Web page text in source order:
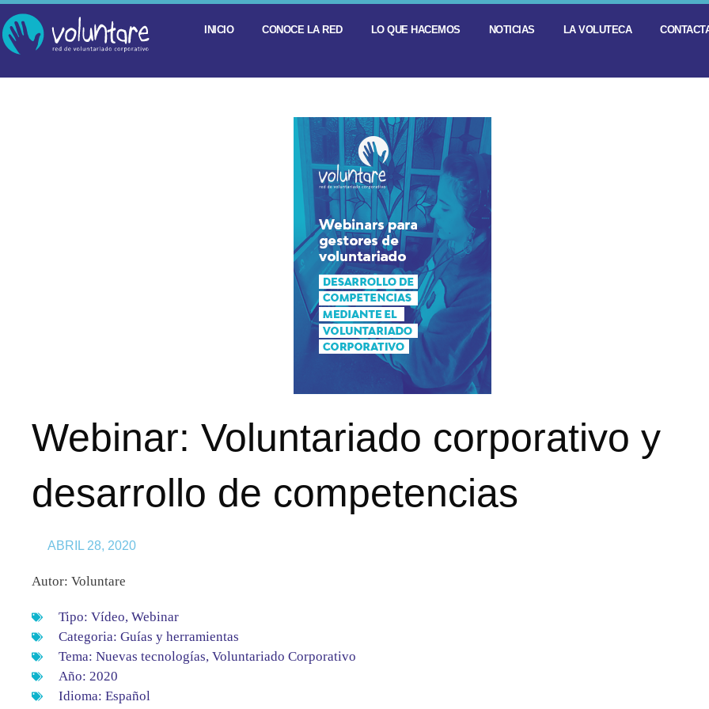
INICIO CONOCE LA RED LO QUE HACEMOS NOTICIAS LA VOLUTECA
Webinar: Voluntariado corporativo y
desarrollo de competencias
ABRIL 28, 2020
Autor: Voluntare
Tipo: Vídeo, Webinar
Categoria: Guías y herramientas
Tema: Nuevas tecnologías, Voluntariado Corporativo
Año: 2020
Idioma: Español